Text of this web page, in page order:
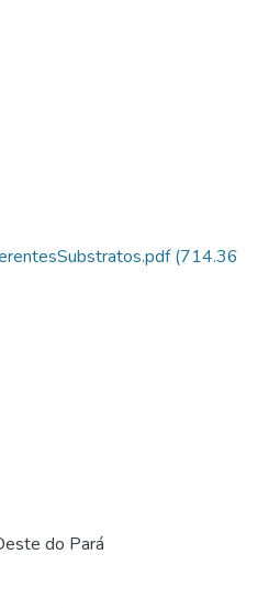
(714.36
do Pará